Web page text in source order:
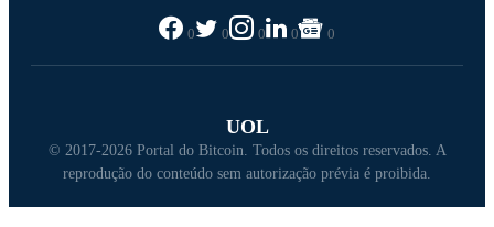
0 0 0 0 0
UOL
© 2017-2026 Portal do Bitcoin. Todos os direitos reservados. A
reprodução do conteúdo sem autorização prévia é proibida.